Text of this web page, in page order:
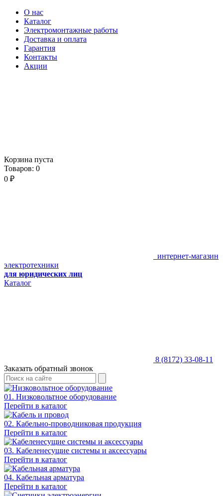
О нас
Каталог
Электромонтажные работы
Доставка и оплата
Гарантия
Контакты
Акции
Корзина пуста
Товаров: 0
0 ₽
интернет-магазин
электротехники
для юридических лиц
Каталог
8 (8172) 33-08-11
Заказать обратный звонок
01. Низковольтное оборудование
Перейти в каталог
02. Кабельно-проводниковая продукция
Перейти в каталог
03. Кабеленесущие системы и аксессуары
Перейти в каталог
04. Кабельная арматура
Перейти в каталог